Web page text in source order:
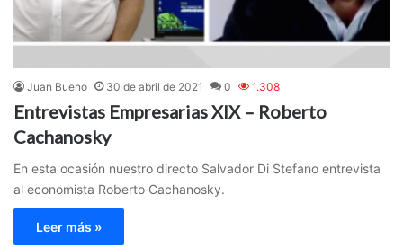
Juan Bueno 30 de abril de 2021 0 1.308
Entrevistas Empresarias XIX – Roberto
Cachanosky
En esta ocasión nuestro directo Salvador Di Stefano entrevista
al economista Roberto Cachanosky.
Leer más »